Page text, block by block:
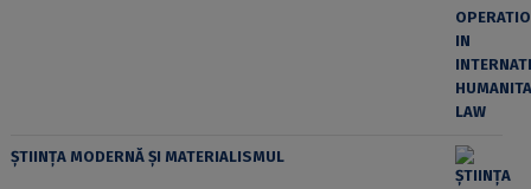
ȘTIINȚA MODERNĂ ȘI MATERIALISMUL